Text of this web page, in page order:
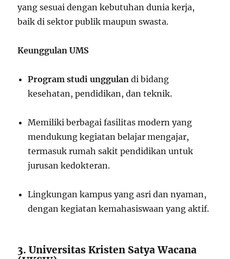
yang sesuai dengan kebutuhan dunia kerja,
baik di sektor publik maupun swasta.
Keunggulan UMS
Program studi unggulan di bidang
kesehatan, pendidikan, dan teknik.
Memiliki berbagai fasilitas modern yang
mendukung kegiatan belajar mengajar,
termasuk rumah sakit pendidikan untuk
jurusan kedokteran.
Lingkungan kampus yang asri dan nyaman,
dengan kegiatan kemahasiswaan yang aktif.
3. Universitas Kristen Satya Wacana